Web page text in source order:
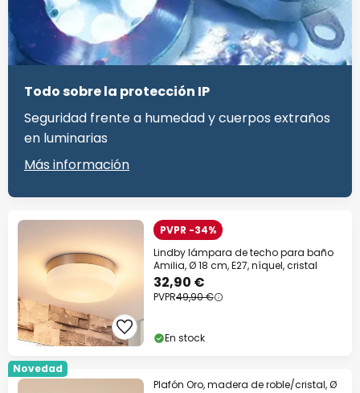
Todo sobre la protección IP
Seguridad frente a humedad y cuerpos extraños
en luminarias
Más información
PVPR -34%
Lindby lámpara de techo para baño
Amilia, Ø 18 cm, E27, níquel, cristal
32,90 €
PVPR49,90 €
En stock
Novedad
Plafón Oro, madera de roble/cristal, Ø